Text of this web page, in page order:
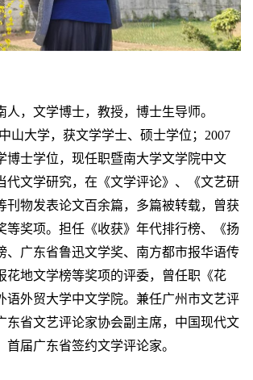
人，文学博士，教授，博士生导师。
山大学，获文学学士、硕士学位；2007
博士学位，现任职暨南大学文学院中文
代文学研究，在《文学评论》、《文艺研
刊物发表论文百余篇，多篇被转载，曾获
等奖项。担任《收获》年代排行榜、《扬
、广东省鲁迅文学奖、南方都市报华语传
花地文学榜等奖项的评委，曾任职《花
语外贸大学中文学院。兼任广州市文艺评
东省文艺评论家协会副主席，中国现代文
首届广东省签约文学评论家。